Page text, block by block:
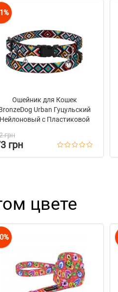
Ошейник для Кошек
Urban Гуцульский
Нейлоновый c Пластиковой
грн
грн
цвете